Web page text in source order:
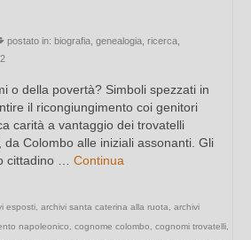
postato in: biografia genealogia ricerca
2
o della povertà? Simboli spezzati in
il ricongiungimento coi genitori
carità a vantaggio dei trovatelli
da Colombo alle iniziali assonanti. Gli
cittadino … Continua
esposti archivi santa caterina alla ruota
archivi
napoleonico cognome colombo cognomi trovatelli